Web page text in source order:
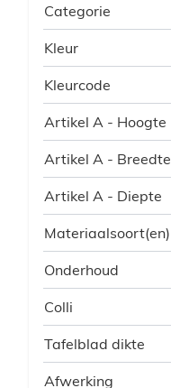
Categorie
Kleur
Kleurcode
Artikel A - Hoogte
Artikel A - Breedte
Artikel A - Diepte
Materiaalsoort(en)
Onderhoud
Colli
Tafelblad dikte
Afwerking